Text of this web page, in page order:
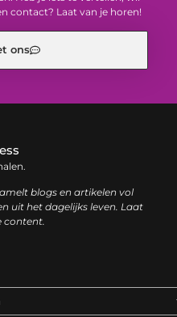
contact? Laat van je horen!
ons
blogs en artikelen vol
uit het dagelijks leven. Laat
content.